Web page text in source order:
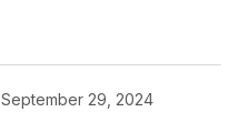
September 29, 2024